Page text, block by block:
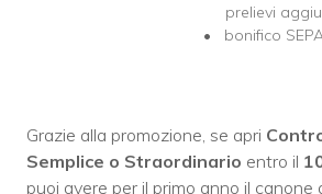
prelievi
bonifico
Grazie alla promozione, se apri
Semplice o Straordinario entro il
puoi avere per il primo anno il